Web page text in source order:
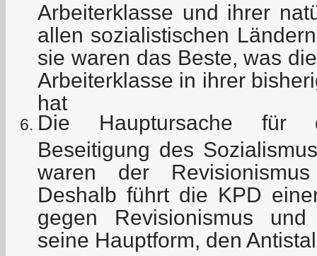
Arbeiterklasse und ihrer
allen sozialistischen
sie waren das Beste, was
Arbeiterklasse in ihrer
hat
Die Hauptursache für
Beseitigung des
waren der
Deshalb führt die KPD
gegen Revisionismus und
seine Hauptform, den